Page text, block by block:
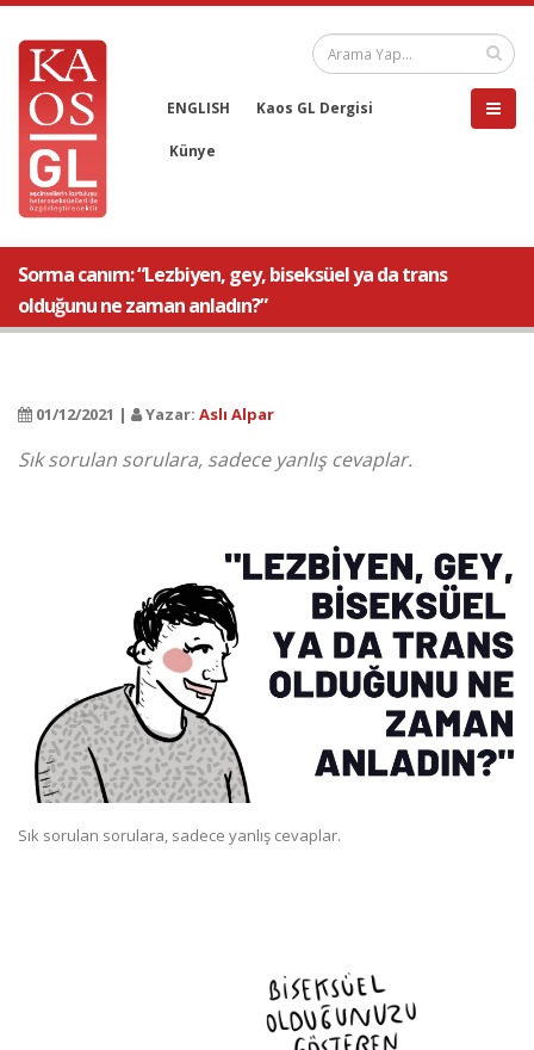
ENGLISH Kaos GL Dergisi
Künye
Sorma canım: “Lezbiyen, gey, biseksüel ya da trans
olduğunu ne zaman anladın?”
01/12/2021 | Yazar: Aslı Alpar
Sık sorulan sorulara, sadece yanlış cevaplar.
Sık sorulan sorulara, sadece yanlış cevaplar.